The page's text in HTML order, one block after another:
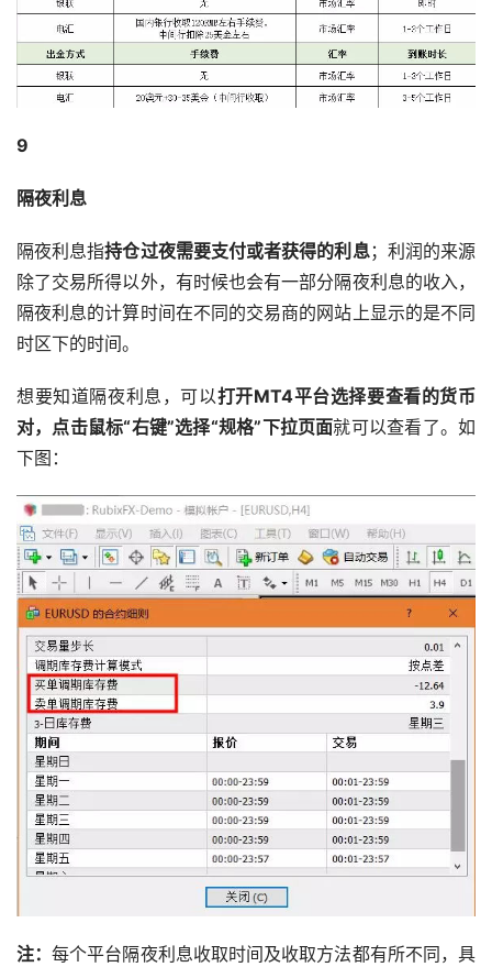
9
隔夜利息
隔夜利息指持仓过夜需要支付或者获得的利息；利润的来源
除了交易所得以外，有时候也会有一部分隔夜利息的收入，
隔夜利息的计算时间在不同的交易商的网站上显示的是不同
时区下的时间。
想要知道隔夜利息，可以打开MT4平台选择要查看的货币
对，点击鼠标“右键”选择“规格”下拉页面就可以查看了。如
下图：
注：每个平台隔夜利息收取时间及收取方法都有所不同，具